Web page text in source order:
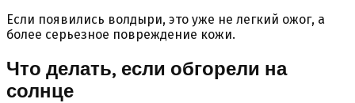
Если появились волдыри, это уже не легкий ожог, а
более серьезное повреждение кожи.
Что делать, если обгорели на
солнце